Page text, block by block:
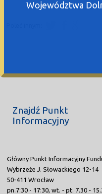
Znajdź Punkt
Informacyjny
Główny Punkt Informacyjny
Wybrzeże J. Słowackiego 12-14
50-411 Wrocław
pn.7:30 - 17:30, wt. - pt. 7.30 -
Województwa